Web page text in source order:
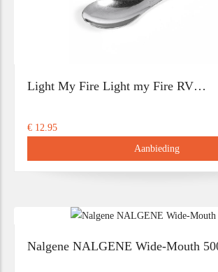
Light My Fire Light my Fire RV…
€ 12.95
Aanbieding
Nalgene NALGENE Wide-Mouth